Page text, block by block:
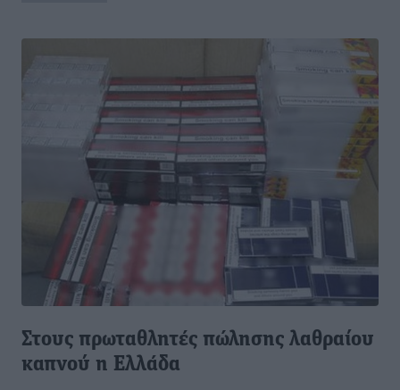
Στους πρωταθλητές πώλησης λαθραίου
καπνού η Ελλάδα